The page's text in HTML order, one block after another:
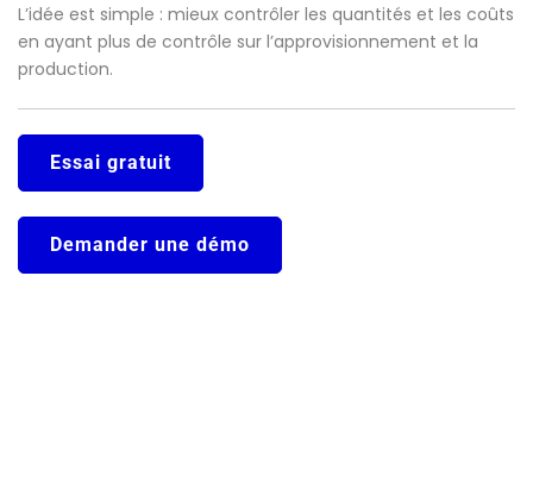
L’idée est simple : mieux contrôler les quantités et les coûts
en ayant plus de contrôle sur l’approvisionnement et la
production.
Essai gratuit
Demander une démo